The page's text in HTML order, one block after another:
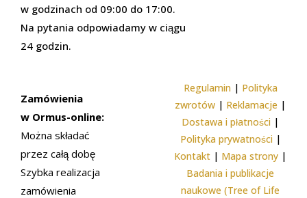
w godzinach od 09:00 do 17:00.
Na pytania odpowiadamy w ciągu
24 godzin.
Zamówienia
w Ormus-online:
Można składać
przez całą dobę
Szybka realizacja
zamówienia
Regulamin| Polityka
zwrotów | Reklamacje |
Dostawa i płatności |
Polityka prywatności|
Kontakt | Mapa strony |
Badania i publikacje
naukowe (Tree of Life